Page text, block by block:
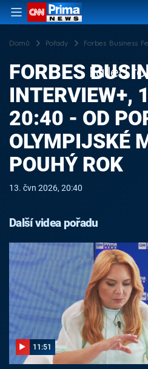
Domů Pořady Forbes Business
Failed
FORBES
INTERVIEW+,
20:40 - OD
OLYMPIJSKÉ
POUHÝ ROK
13. čvn 2026, 20:40
Další videa pořadu
11:51